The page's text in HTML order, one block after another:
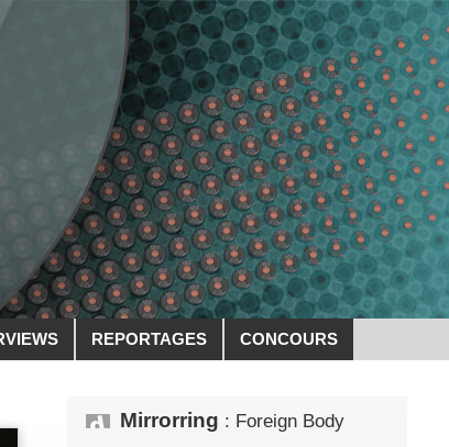
REPORTAGES CONCOURS
Mirrorring : Foreign Body